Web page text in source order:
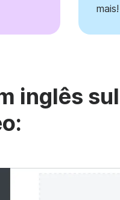
mais!
inglês